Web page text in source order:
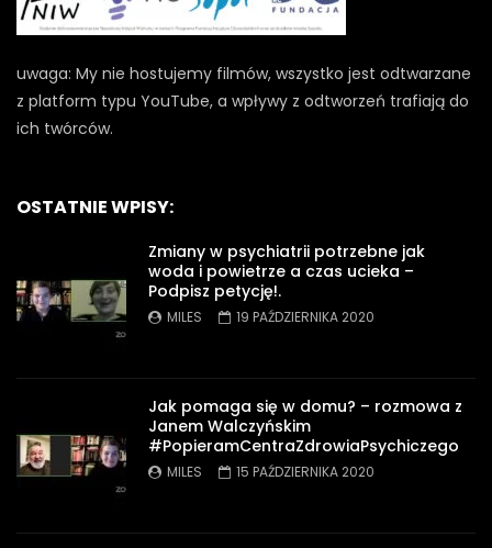
uwaga: My nie hostujemy filmów, wszystko jest odtwarzane
z platform typu YouTube, a wpływy z odtworzeń trafiają do
ich twórców.
OSTATNIE WPISY:
Zmiany w psychiatrii potrzebne jak
woda i powietrze a czas ucieka –
Podpisz petycję!.
MILES 19 PAŹDZIERNIKA 2020
Jak pomaga się w domu? – rozmowa z
Janem Walczyńskim
#PopieramCentraZdrowiaPsychiczego
MILES 15 PAŹDZIERNIKA 2020